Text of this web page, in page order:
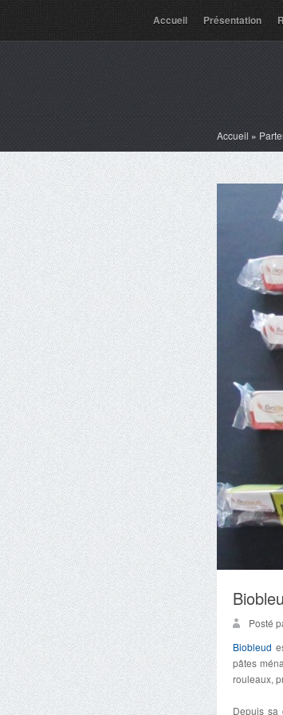
Accueil Présentation
Accueil »
Posté
Biobleud
pâtes
rouleaux,
Depuis sa